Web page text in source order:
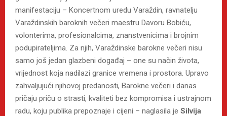
manifestaciju – Koncertnom uredu Varaždin, ravnatelju
Varaždinskih baroknih večeri maestru Davoru Bobiću,
volonterima, profesionalcima, znanstvenicima i brojnim
podupirateljima. Za njih, Varaždinske barokne večeri nisu
samo još jedan glazbeni događaj – one su način života,
vrijednost koja nadilazi granice vremena i prostora. Upravo
zahvaljujući njihovoj predanosti, Barokne večeri i danas
pričaju priču o strasti, kvaliteti bez kompromisa i ustrajnom
radu, koju publika prepoznaje i cijeni – naglasila je Silvija